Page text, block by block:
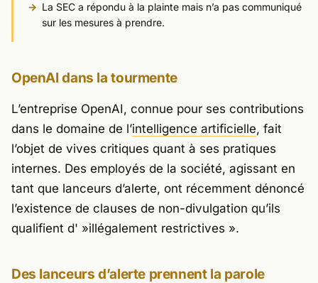
La SEC a répondu à la plainte mais n’a pas communiqué
sur les mesures à prendre.
OpenAI dans la tourmente
L’entreprise OpenAI, connue pour ses contributions
dans le domaine de l’intelligence artificielle, fait
l’objet de vives critiques quant à ses pratiques
internes. Des employés de la société, agissant en
tant que lanceurs d’alerte, ont récemment dénoncé
l’existence de clauses de non-divulgation qu’ils
qualifient d' »illégalement restrictives ».
Des lanceurs d’alerte prennent la parole